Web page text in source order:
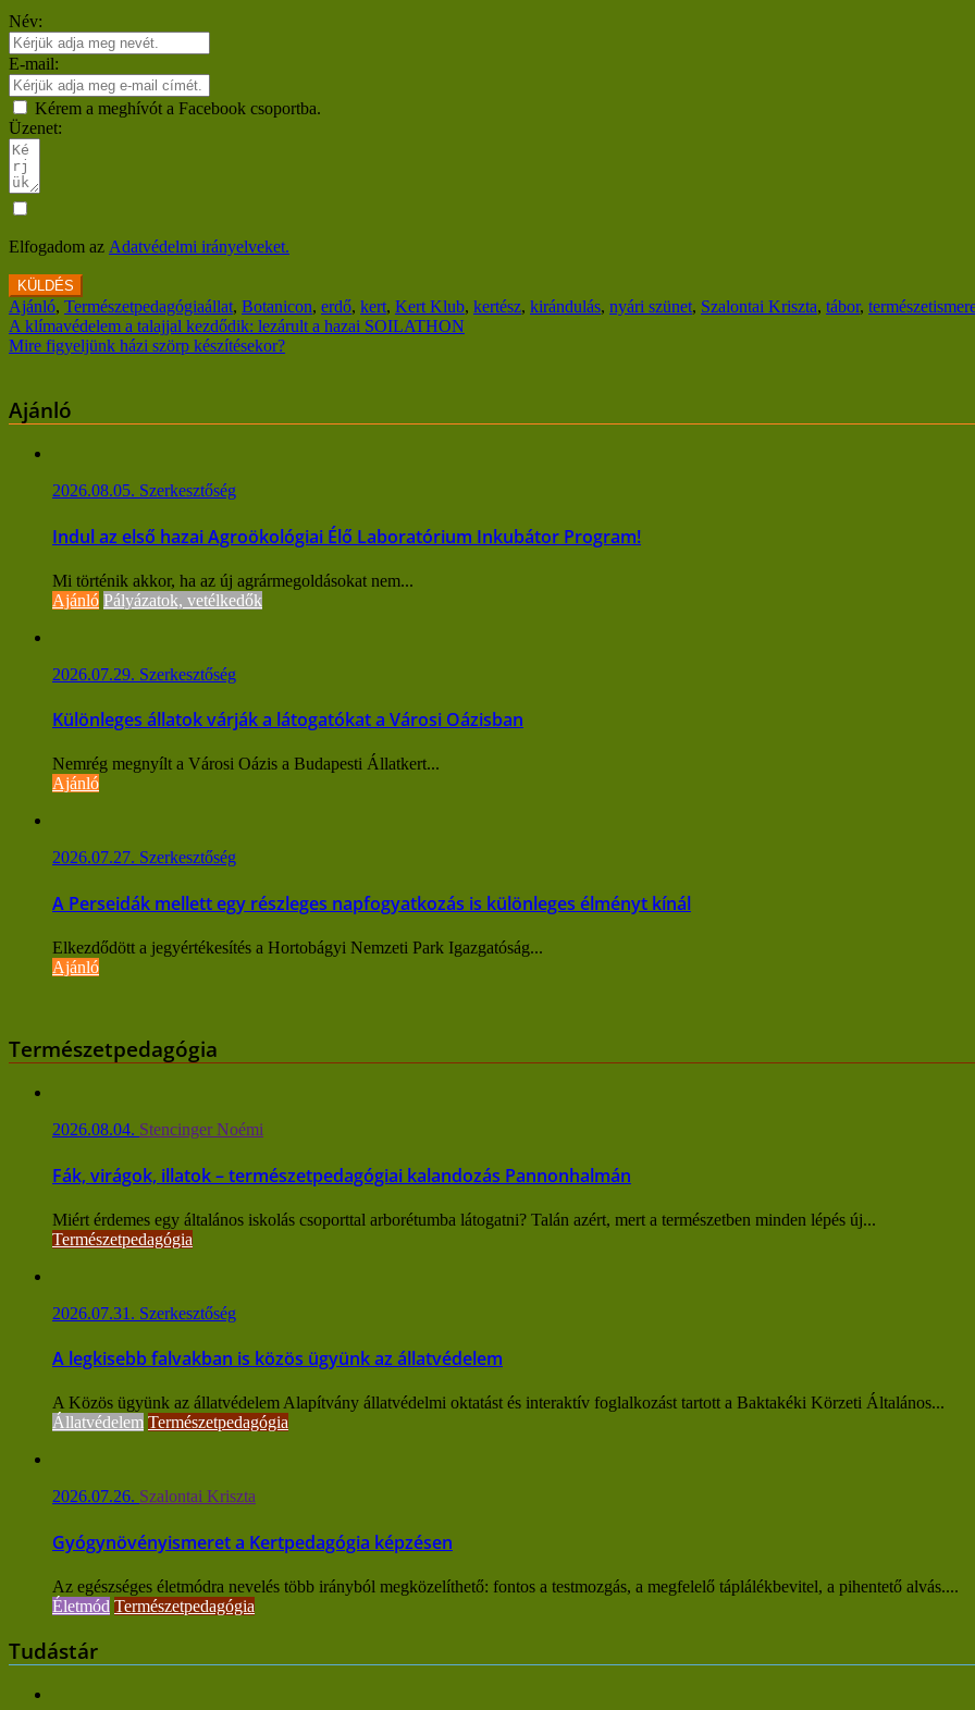
Név:
E-mail:
Kérem a meghívót a Facebook csoportba.
Üzenet:
Elfogadom az Adatvédelmi irányelveket.
KÜLDÉS
Ajánló, Természetpedagógiaállat, Botanicon, erdő, kert, Kert Klub, kertész, kirándulás, nyári szünet, Szalontai Kriszta, tábor,
Bejegyzés
A klímavédelem a talajjal kezdődik: lezárult a hazai SOILATHON
Mire figyeljünk házi szörp készítésekor?
Ajánló
2026.08.05. Szerkesztőség
Indul az első hazai Agroökológiai Élő Laboratórium Inkubátor Program!
Mi történik akkor, ha az új agrármegoldásokat nem...
Ajánló Pályázatok, vetélkedők
2026.07.29. Szerkesztőség
Különleges állatok várják a látogatókat a Városi Oázisban
Nemrég megnyílt a Városi Oázis a Budapesti Állatkert...
Ajánló
2026.07.27. Szerkesztőség
A Perseidák mellett egy részleges napfogyatkozás is különleges élményt kínál
Elkezdődött a jegyértékesítés a Hortobágyi Nemzeti Park Igazgatóság...
Ajánló
Természetpedagógia
2026.08.04. Stencinger Noémi
Fák, virágok, illatok – természetpedagógiai kalandozás Pannonhalmán
Miért érdemes egy általános iskolás csoporttal arborétumba látogatni? Talán azért, mert a természetben minden lépés új...
Természetpedagógia
2026.07.31. Szerkesztőség
A legkisebb falvakban is közös ügyünk az állatvédelem
A Közös ügyünk az állatvédelem Alapítvány állatvédelmi oktatást és interaktív foglalkozást tartott a Baktakéki Körzeti Általános...
Állatvédelem Természetpedagógia
2026.07.26. Szalontai Kriszta
Gyógynövényismeret a Kertpedagógia képzésen
Az egészséges életmódra nevelés több irányból megközelíthető: fontos a testmozgás, a megfelelő táplálékbevitel, a pihentető alvás....
Életmód Természetpedagógia
Tudástár